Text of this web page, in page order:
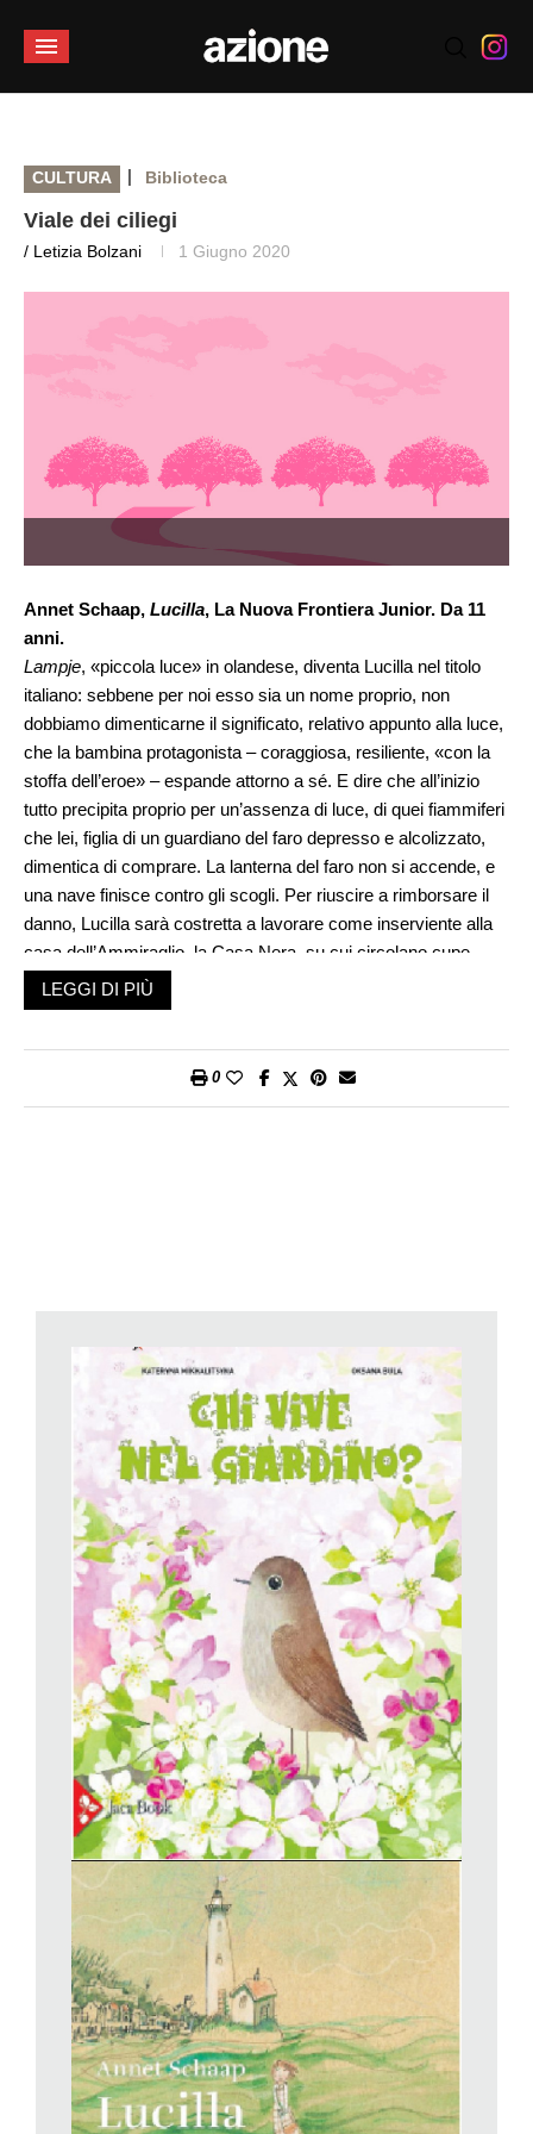
CULTURA | Biblioteca
Viale dei ciliegi
/ Letizia Bolzani 1 Giugno 2020
Annet Schaap, Lucilla, La Nuova Frontiera Junior. Da 11
anni.
Lampje, «piccola luce» in olandese, diventa Lucilla nel titolo
italiano: sebbene per noi esso sia un nome proprio, non
dobbiamo dimenticarne il significato, relativo appunto alla luce,
che la bambina protagonista – coraggiosa, resiliente, «con la
stoffa dell’eroe» – espande attorno a sé. E dire che all’inizio
tutto precipita proprio per un’assenza di luce, di quei fiammiferi
che lei, figlia di un guardiano del faro depresso e alcolizzato,
dimentica di comprare. La lanterna del faro non si accende, e
una nave finisce contro gli scogli. Per riuscire a rimborsare il
danno, Lucilla sarà costretta a lavorare come inserviente alla
casa dell’Ammiraglio, la Casa Nera, su cui circolano cupe
dicerie. E da qui, con un ritmo molto ben gestito da un’autrice
al suo esordio (Annet Schaap è un’illustratrice affermata ma
della piccola protagonista e di tutti gli intensi personaggi che
strano bambino «mostruoso», un bambino triste e diffidente,
un bambino reietto dalla coda di pesce. Il richiamo alla
Sirenetta di Andersen emergerà sempre più chiaramente, ma
con sviluppi interessanti e originali, così come il richiamo a
certi aspetti del Giardino Segreto, e persino diHeidi: basta
guardare la prima illustrazione del volume (la Schaap
naturalmente è anche l’autrice delle illustrazioni), dove si vede
una donna che trascina per mano una bimbetta recalcitrante
portandola alla Casa Nera da dove inizierà il suo viaggio
iniziatico. La donna qui è una gelida maestra che svolge
funzioni di «servizio sociale», lo scenario è il mare e non la
montagna, ma sembra di vedere zia Dete che trascina Heidi
(anche lei eroina di luce) all’isolata baita del Vecchio dell’Alpe.
Può anche venire in mente – oltre agli archetipi dei freaks,
degli ibridi, dei fenomeni da baraccone, ben presenti nel
romanzo, che ha a cuore l’emarginazione e la diversità – nel
commovente rapporto tra Lenny (il figlio grande e grosso ma
ritardato della governante) e il bambino «pesce» (con un
handicap fisico, almeno per quanto riguarda la vita sulla
terraferma, ma molto colto e intelligente) quel meraviglioso
classico moderno che èBasta guardare il cielo
di Rodman
Philbrick.
Tutti questi riferimenti, inconsci o no che siano, lungi dal
togliere freschezza e originalità alla storia, la rendono più
potente, nonché ben condotta da una scrittura (e dall’ottima
traduzione di Anna Patrucco Becchi) che non rischia mai di
diventare enfatica. Ben ritmato e tutt’altro che piatto è anche il
meccanismo narrativo, basato sull’alternanza delle prospettive
LEGGI DI PIÙ
0